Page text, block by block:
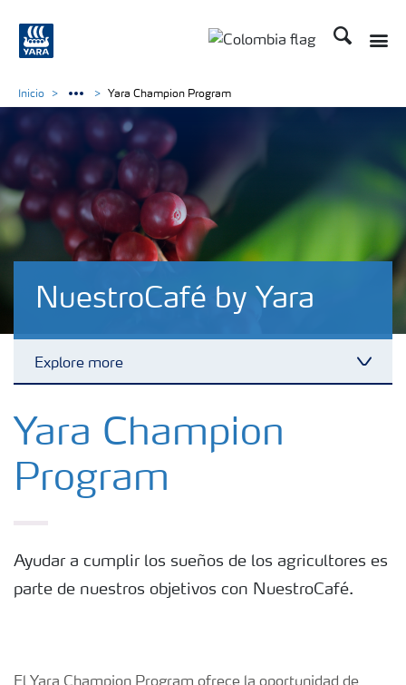
Buscar
NuestroCafé by Yara
Explore more
Fertilizantes con baja Huella de Carbono
Productos
Almacenaje y manejo de fertilizantes
Inicio Yara Champion Program
Yara Champion
Program
Ayudar a cumplir los sueños de los agricultores es
parte de nuestros objetivos con NuestroCafé.